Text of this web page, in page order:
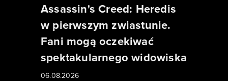
Assassin's Creed: Heredis
w pierwszym zwiastunie.
Fani mogą oczekiwać
spektakularnego widowiska
06.08.2026